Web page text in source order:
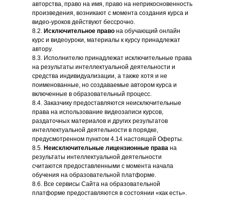
авторства, право на имя, право на неприкосновенность
произведения, возникают с момента создания курса и
видео-уроков действуют бессрочно.
8.2. Исключительное право на обучающий онлайн
курс и видеоуроки, материалы к курсу принадлежат
автору.
8.3. Исполнителю принадлежат исключительные права
на результаты интеллектуальной деятельности и
средства индивидуализации, а также хотя и не
поименованные, но создаваемые автором курса и
включенные в образовательный процесс.
8.4. Заказчику предоставляются неисключительные
права на использование видеозаписи курсов,
раздаточных материалов и других результатов
интеллектуальной деятельности в порядке,
предусмотренном пунктом 4.14 настоящей Оферты.
8.5. Неисключительные лицензионные права на
результаты интеллектуальной деятельности
считаются предоставленными с момента начала
обучения на образовательной платформе.
8.6. Все сервисы Сайта на образовательной
платформе предоставляются в состоянии «как есть».